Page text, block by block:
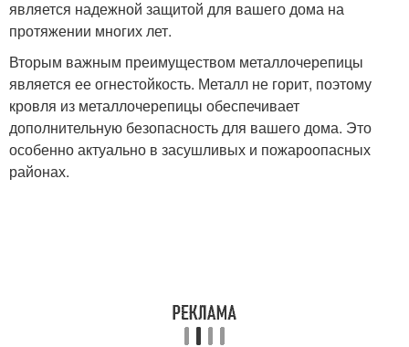
является надежной защитой для вашего дома на
протяжении многих лет.
Вторым важным преимуществом металлочерепицы
является ее огнестойкость. Металл не горит, поэтому
кровля из металлочерепицы обеспечивает
дополнительную безопасность для вашего дома. Это
особенно актуально в засушливых и пожароопасных
районах.